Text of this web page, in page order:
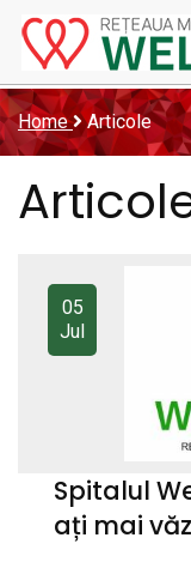
Home Articole
05
Jul
Spitalul
ați mai